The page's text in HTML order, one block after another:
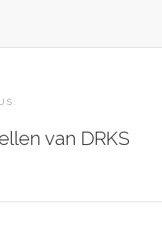
van DRKS